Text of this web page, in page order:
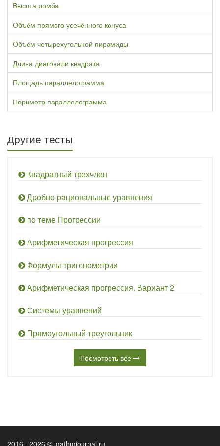
Высота ромба
Объём прямого усечённого конуса
Объём четырехугольной пирамиды
Длина диагонали квадрата
Площадь параллелограмма
Периметр параллелограмма
Другие тесты
Квадратный трехчлен
Дробно-рациональные уравнения
по теме Прогрессии
Арифметическая прогрессия
Формулы тригонометрии
Арифметическая прогрессия. Вариант 2
Системы уравнений
Прямоугольный треугольник
Посмотреть все
2016 - 2026 © mathmjournal.ru